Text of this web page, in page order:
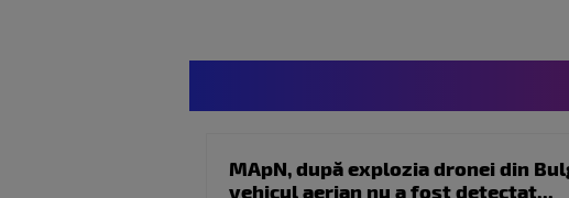
MApN, după explozia dronei din
vehicul aerian nu a fost detectat...